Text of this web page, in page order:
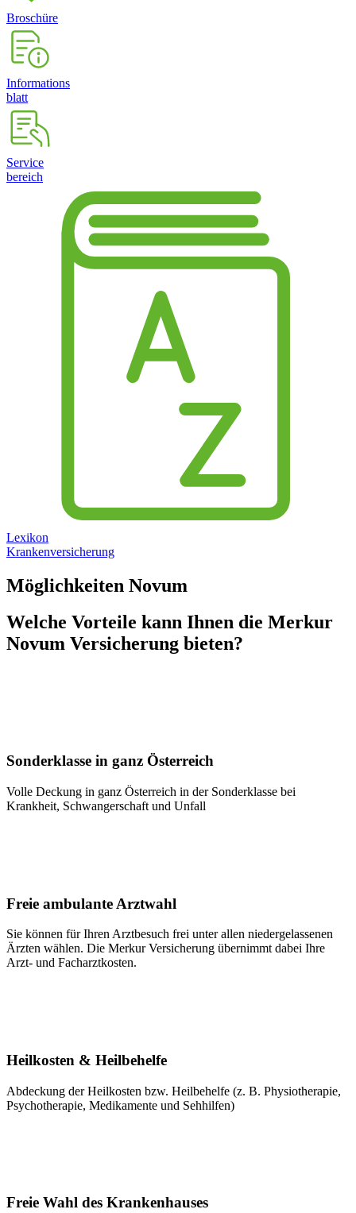
Broschüre
Informations
blatt
Service
bereich
Lexikon
Krankenversicherung
Möglichkeiten Novum
Welche Vorteile kann Ihnen die Merkur
Novum Versicherung bieten?
Sonderklasse in ganz Österreich
Volle Deckung in ganz Österreich in der Sonderklasse bei
Krankheit, Schwangerschaft und Unfall
Freie ambulante Arztwahl
Sie können für Ihren Arztbesuch frei unter allen niedergelassenen
Ärzten wählen. Die Merkur Versicherung übernimmt dabei Ihre
Arzt- und Facharztkosten.
Heilkosten & Heilbehelfe
Abdeckung der Heilkosten bzw. Heilbehelfe (z. B. Physiotherapie,
Psychotherapie, Medikamente und Sehhilfen)
Freie Wahl des Krankenhauses